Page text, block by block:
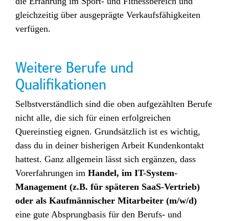
gleichzeitig über ausgeprägte Verkaufsfähigkeiten
verfügen.
Weitere Berufe und
Qualifikationen
Selbstverständlich sind die oben aufgezählten Berufe
nicht alle, die sich für einen erfolgreichen
Quereinstieg eignen. Grundsätzlich ist es wichtig,
dass du in deiner bisherigen Arbeit Kundenkontakt
hattest. Ganz allgemein lässt sich ergänzen, dass
Vorerfahrungen im Handel, im IT-System-
Management (z.B. für späteren SaaS-Vertrieb)
oder als Kaufmännischer Mitarbeiter (m/w/d)
eine gute Absprungbasis für den Berufs- und